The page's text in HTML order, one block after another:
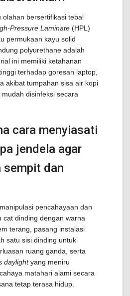
olahan bersertifikasi tebal
Pressure Laminate (HPL)
permukaan kayu solid
polyurethane adalah
ini memiliki ketahanan
terhadap goresan laptop,
akibat tumpahan sisa air kopi
disinfeksi secara
cara menyiasati
jendela agar
dan
pencahayaan dan
cat dinding dengan warna
terang, pasang instalasi
satu sisi dinding untuk
ruang ganda, serta
daylightyang meniru
matahari alami secara
tetap terasa hidup.